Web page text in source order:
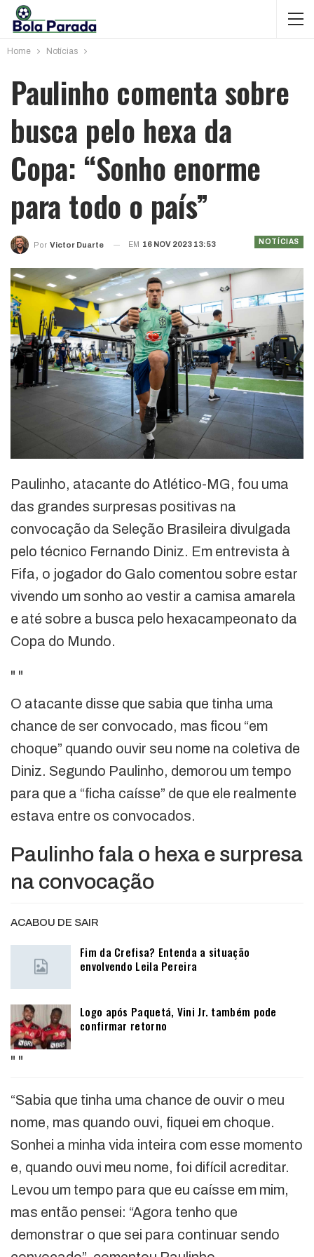
Home Notícias
Paulinho comenta sobre
busca pelo hexa da
Copa: “Sonho enorme
para todo o país”
NOTÍCIAS
Por Victor Duarte EM 16 NOV 2023 13:53
Paulinho, atacante do Atlético-MG, fou uma
das grandes surpresas positivas na
convocação da Seleção Brasileira divulgada
pelo técnico Fernando Diniz. Em entrevista à
Fifa, o jogador do Galo comentou sobre estar
vivendo um sonho ao vestir a camisa amarela
e até sobre a busca pelo hexacampeonato da
Copa do Mundo.
" "
O atacante disse que sabia que tinha uma
chance de ser convocado, mas ficou “em
choque” quando ouvir seu nome na coletiva de
Diniz. Segundo Paulinho, demorou um tempo
para que a “ficha caísse” de que ele realmente
estava entre os convocados.
Paulinho fala o hexa e surpresa
na convocação
ACABOU DE SAIR
Fim da Crefisa? Entenda a situação
envolvendo Leila Pereira
Logo após Paquetá, Vini Jr. também pode
confirmar retorno
" "
“Sabia que tinha uma chance de ouvir o meu
nome, mas quando ouvi, fiquei em choque.
Sonhei a minha vida inteira com esse momento
e, quando ouvi meu nome, foi difícil acreditar.
Levou um tempo para que eu caísse em mim,
mas então pensei: “Agora tenho que
demonstrar o que sei para continuar sendo